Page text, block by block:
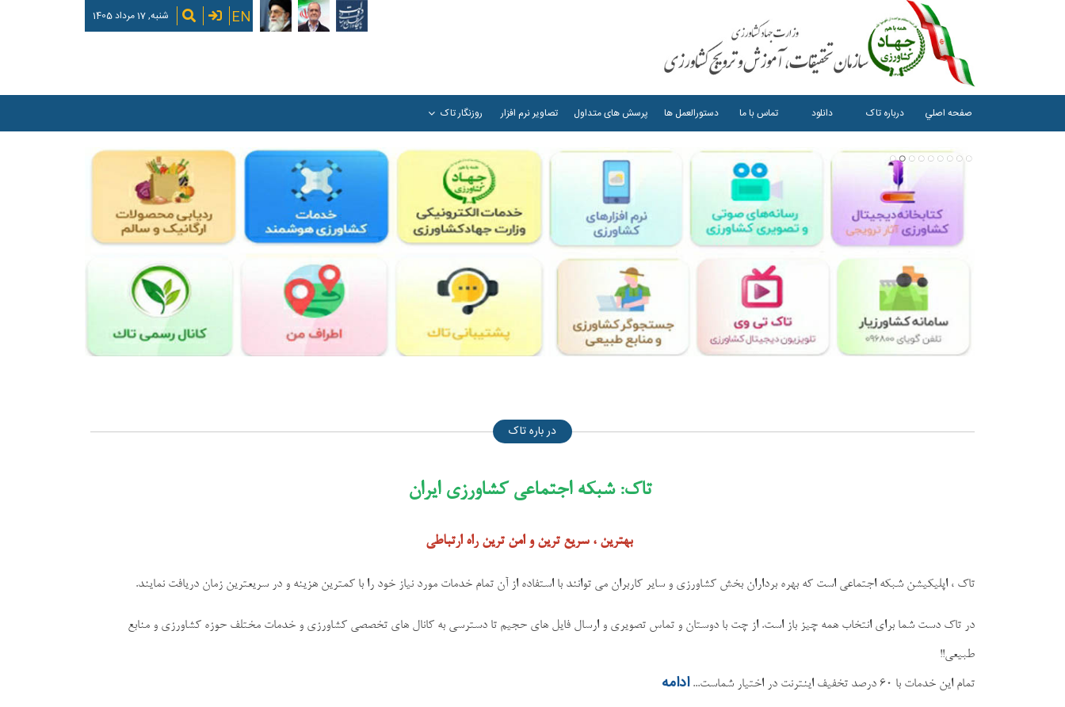
شنبه, 17 مرداد 1405 EN
صفحه اصلي درباره تاک دانلود تماس با ما دستورالعمل ها پرسش های متداول تصاویر نرم افزار روزنگار تاک
در باره تاک
تاک: شبکه اجتماعی کشاورزی ایران
بهترین ، سریع ترین و امن ترین راه ارتباطی
تاک ، اپلیکیشن شبکه اجتماعی است که بهره برداران بخش کشاورزی و سایر کاربران می توانند با استفاده از آن تمام خدمات مورد نیاز خود را با کمترین هزینه و در سریعترین زمان دریافت نمایند.
در تاک دست شما برای انتخاب همه چیز باز است. از چت با دوستان و تماس تصویری و ارسال فایل های حجیم تا دسترسی به کانال های تخصصی کشاورزی و خدمات مختلف حوزه کشاورزی و منابع
طبیعی!!
تمام این خدمات با 60 درصد تخفیف اینترنت در اختیار شماست... ادامه